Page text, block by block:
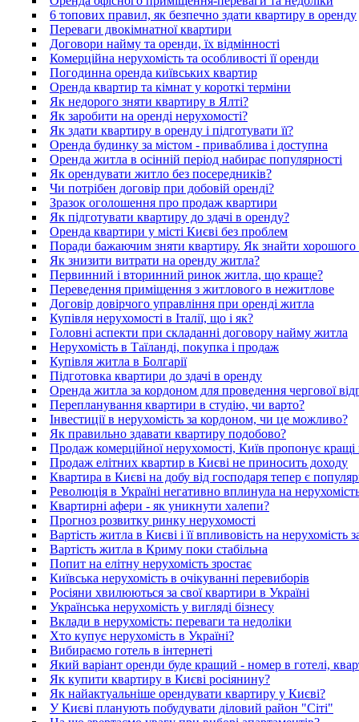
6 топових правил, як безпечно здати квартиру в оренду
Переваги двокімнатної квартири
Договори найму та оренди, їх відмінності
Комерційна нерухомість та особливості її оренди
Погодинна оренда київських квартир
Оренда квартир та кімнат у короткі терміни
Як недорого зняти квартиру в Ялті?
Як заробити на оренді нерухомості?
Як здати квартиру в оренду і підготувати її?
Оренда будинку за містом - приваблива і доступна
Оренда житла в осінній період набирає популярності
Як орендувати житло без посередників?
Чи потрібен договір при добовій оренді?
Зразок оголошення про продаж квартири
Як підготувати квартиру до здачі в оренду?
Оренда квартири у місті Києві без проблем
Поради бажаючим зняти квартиру. Як знайти хорошого
Як знизити витрати на оренду житла?
Первинний і вторинний ринок житла, що краще?
Переведення приміщення з житлового в нежитлове
Договір довірчого управління при оренді житла
Купівля нерухомості в Італії, що і як?
Головні аспекти при складанні договору найму житла
Нерухомість в Таїланді, покупка і продаж
Купівля житла в Болгарії
Підготовка квартири до здачі в оренду
Оренда житла за кордоном для проведення чергової
Перепланування квартири в студію, чи варто?
Інвестиції в нерухомість за кордоном, чи це можливо?
Як правильно здавати квартиру подобово?
Продаж комерційної нерухомості, Київ пропонує кращі
Продаж елітних квартир в Києві не приносить доходу
Квартира в Києві на добу від господаря тепер є
Революція в Україні негативно вплинула на
Квартирні афери - як уникнути халепи?
Прогноз розвитку ринку нерухомості
Вартість житла в Києві і її впливовість на нерухомість
Вартість житла в Криму поки стабільна
Попит на елітну нерухомість зростає
Київська нерухомість в очікуванні перевиборів
Росіяни хвилюються за свої квартири в Україні
Українська нерухомість у вигляді бізнесу
Вклади в нерухомість: переваги та недоліки
Хто купує нерухомість в Україні?
Вибираємо готель в інтернеті
Який варіант оренди буде кращий - номер в готелі,
Як купити квартиру в Києві росіянину?
Як найактуальніше орендувати квартиру у Києві?
У Києві планують побудувати діловий район "Сіті"